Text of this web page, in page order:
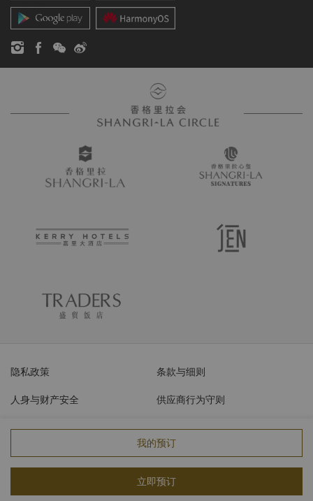
我的预订
立即预订
联系方式
隐私政策 条款与细则
人身与财产安全 供应商行为守则
网络安全
© 2026 香格里拉饭店管理（上海）有限公司 保留所有权利沪ICP备
沪公网安备31011502007570